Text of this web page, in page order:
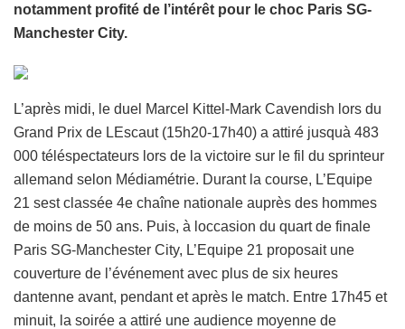
notamment profité de l’intérêt pour le choc Paris SG-
Manchester City.
L’après midi, le duel Marcel Kittel-Mark Cavendish lors du
Grand Prix de LEscaut (15h20-17h40) a attiré jusquà 483
000 téléspectateurs lors de la victoire sur le fil du sprinteur
allemand selon Médiamétrie. Durant la course, L’Equipe
21 sest classée 4e chaîne nationale auprès des hommes
de moins de 50 ans. Puis, à loccasion du quart de finale
Paris SG-Manchester City, L’Equipe 21 proposait une
couverture de l’événement avec plus de six heures
dantenne avant, pendant et après le match. Entre 17h45 et
minuit, la soirée a attiré une audience moyenne de